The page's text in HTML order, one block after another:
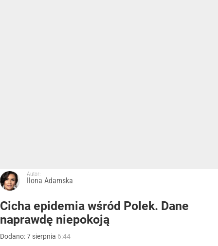
Autor:
Ilona Adamska
Cicha epidemia wśród Polek. Dane
naprawdę niepokoją
Dodano:7 sierpnia 6:44